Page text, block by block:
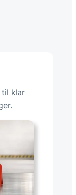
til klar